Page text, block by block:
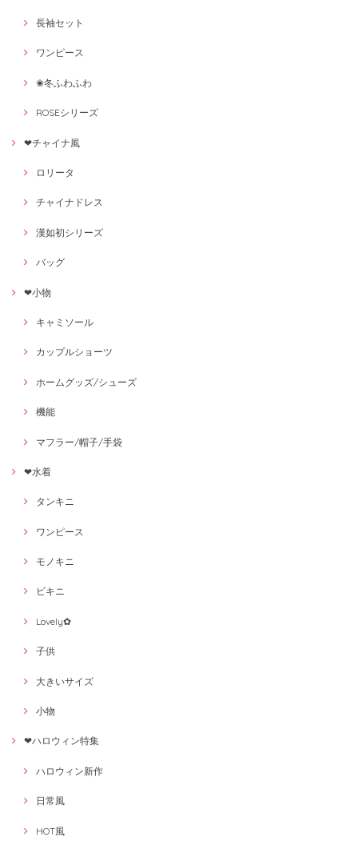
長袖セット
ワンピース
❀冬ふわふわ
ROSEシリーズ
❤チャイナ風
ロリータ
チャイナドレス
漢如初シリーズ
バッグ
❤小物
キャミソール
カップルショーツ
ホームグッズ/シューズ
機能
マフラー/帽子/手袋
❤水着
タンキニ
ワンピース
モノキニ
ビキニ
Lovely✿
子供
大きいサイズ
小物
❤ハロウィン特集
ハロウィン新作
日常風
HOT風